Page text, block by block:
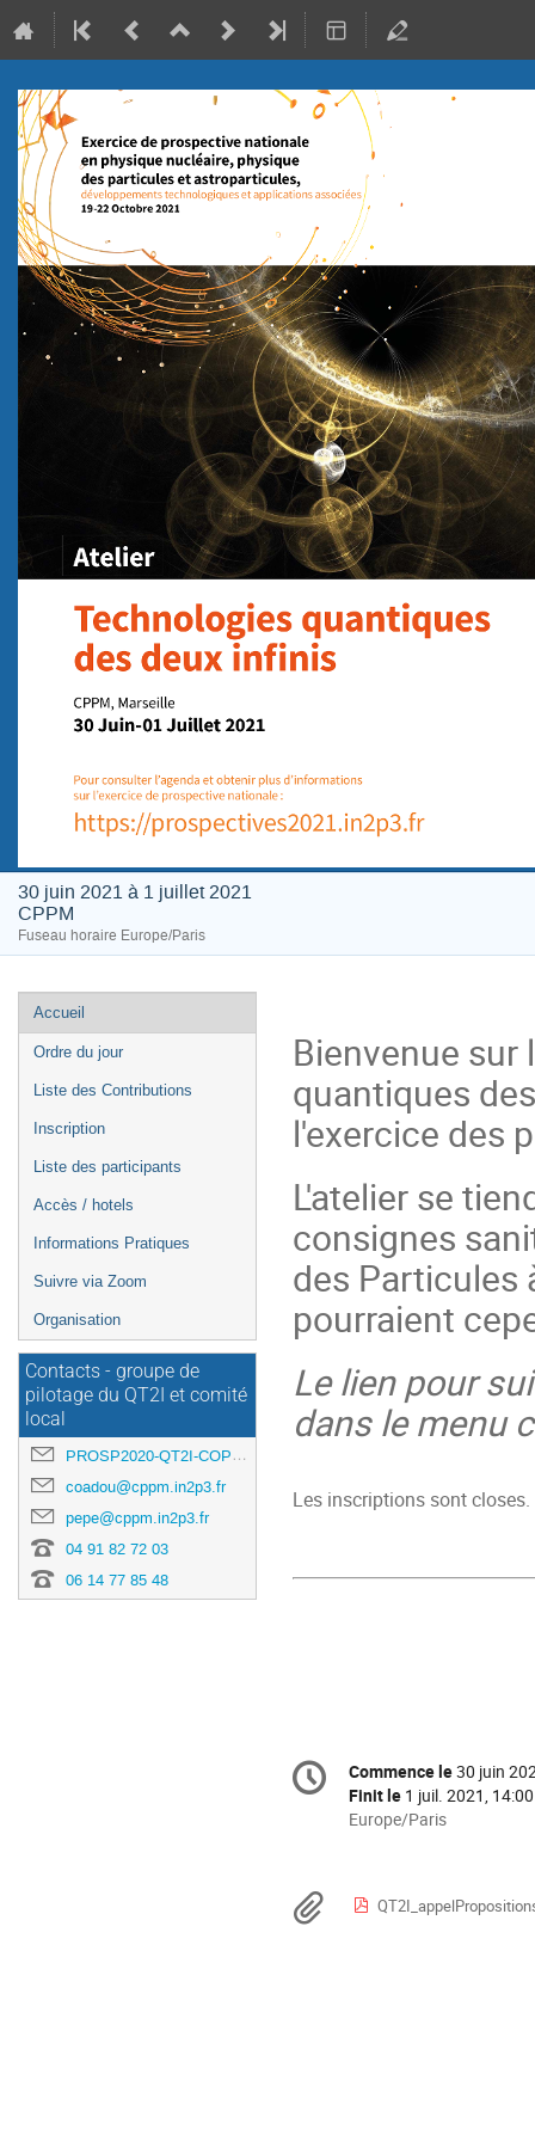
30 juin 2021 à 1 juillet 2021
CPPM
Fuseau horaire Europe/Paris
Menu
de
l'événement
Accueil
Ordre du jour
Liste des Contributions
Inscription
Liste des participants
Accès / hotels
Informations Pratiques
Suivre via Zoom
Organisation
Contacts - groupe de
pilotage du QT2I et comité
local
PROSP2020-QT2I-COPIL-L@IN2P3.FR
coadou@cppm.in2p3.fr
pepe@cppm.in2p3.fr
04 91 82 72 03
06 14 77 85 48
Bienvenue sur
quantiques
l'exercice des
L'atelier se
consignes
des Particules
pourraient
Le lien pour
dans le menu
Les inscriptions sont
Information
de
Date/Heure
Commence le30 juin
Finit le 1 juil. 2021, 14:00
Toutes
en
Europe/Paris
Documents